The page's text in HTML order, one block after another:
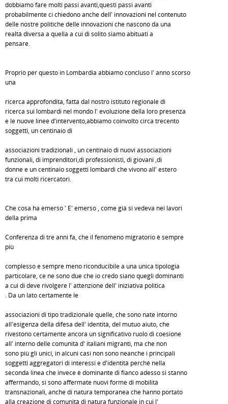
dobbiamo fare molti passi avanti,questi passi avanti
probabilmente ci chiedono anche dell' innovazioni nel contenuto
delle nostre politiche delle innovazioni che nascono da una
realtà diversa a quella a cui di solito siamo abituati a
pensare.
Proprio per questo in Lombardia abbiamo concluso l' anno scorso
una
ricerca approfondita, fatta dal nostro istituto regionale di
ricerca sui lombardi nel mondo l' evoluzione della loro presenza
e le nuove linee d'intervento,abbiamo coinvolto circa trecento
soggetti, un centinaio di
associazioni tradizionali , un centinaio di nuovi associazioni
funzionali, di imprenditori,di professionisti, di giovani ,di
donne e un centinaio soggetti lombardi che vivono all' estero
tra cui molti ricercatori.
Che cosa ha emerso ' E' emerso , come già si vedeva nei lavori
della prima
Conferenza di tre anni fa, che il fenomeno migratorio è sempre
più
complesso e sempre meno riconducibile a una unica tipologia
particolare, ce ne sono due che io credo siano quegli dominanti
a cui di deve rivolgere l' attenzione dell' iniziativa politica
. Da un lato certamente le
associazioni di tipo tradizionale quelle, che sono nate intorno
all'esigenza della difesa dell' identità, del mutuo aiuto, che
rivestono certamente ancora un significativo ruolo di coesione
all' interno delle comunità d' italiani migranti, ma che non
sono più gli unici, in alcuni casi non sono neanche i principali
soggetti aggregatori di interessi e d'identità perché nella
seconda linea che invece è dominante di fianco adesso si stanno
affermando, si sono affermate nuovi forme di mobilità
transnazionali, anche di natura temporanea che hanno portato
alla creazione di comunità di natura funzionale in cui l'